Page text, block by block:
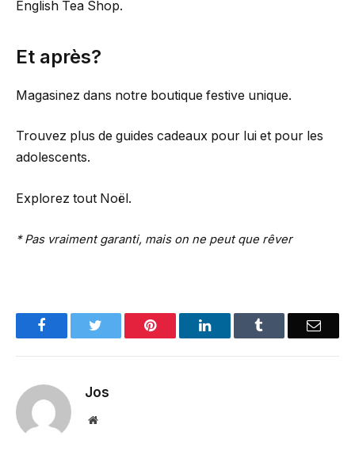
English Tea Shop.
Et après?
Magasinez dans notre boutique festive unique.
Trouvez plus de guides cadeaux pour lui et pour les
adolescents.
Explorez tout Noël.
* Pas vraiment garanti, mais on ne peut que rêver
Facebook Pinterest LinkedIn Email
Jos
Website